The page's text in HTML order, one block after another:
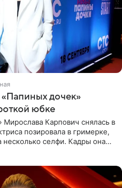
«Папиных дочек»
юбке
Мирослава Карпович снялась в
позировала в гримерке,
несколько селфи. Кадры она